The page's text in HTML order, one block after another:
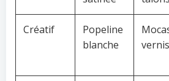
Créatif
Popeline
blanche
vernis